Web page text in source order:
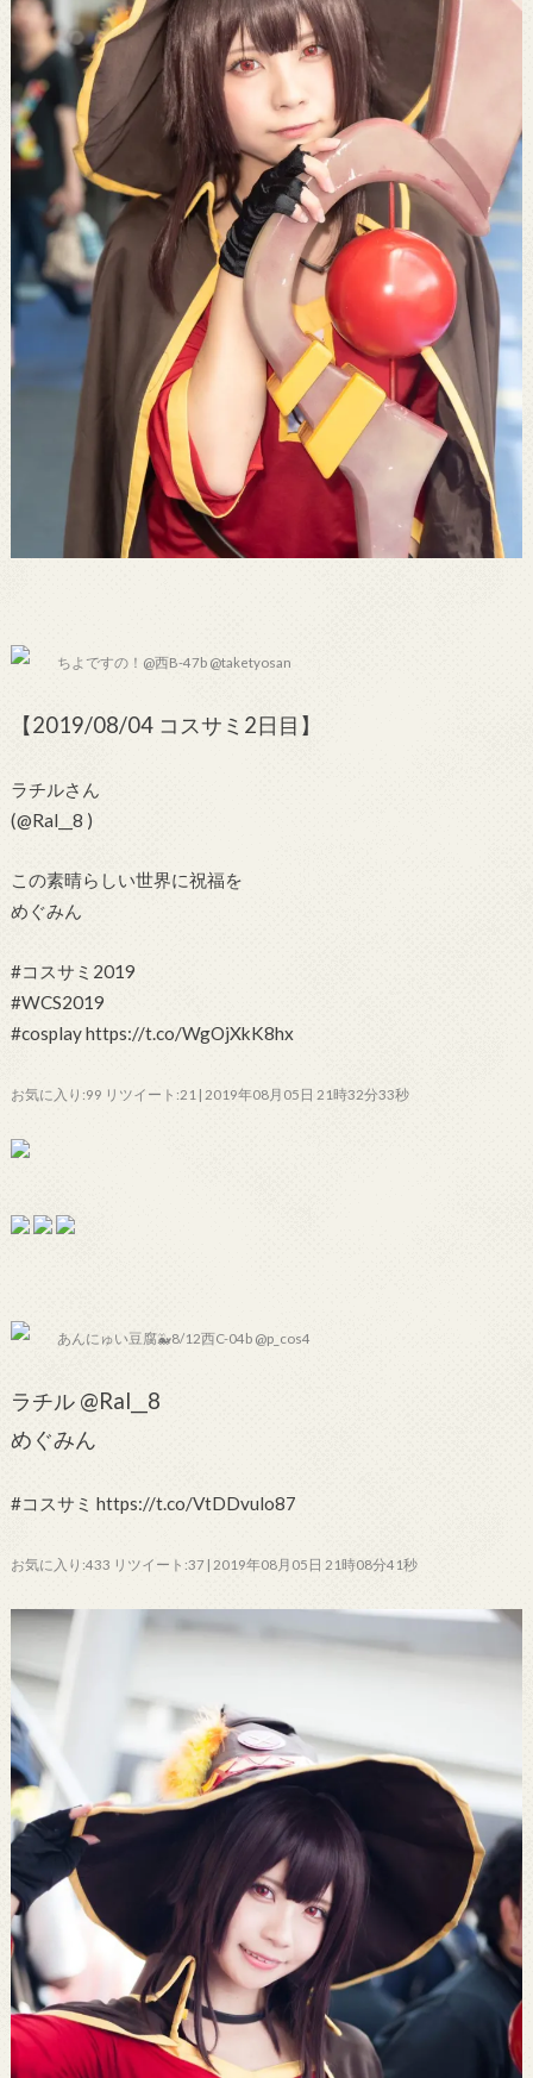
ちよですの！@西B-47b @taketyosan
【2019/08/04 コスサミ2日目】
ラチルさん
(@Ral__8 )
この素晴らしい世界に祝福を
めぐみん
#コスサミ2019
#WCS2019
#cosplay https://t.co/WgOjXkK8hx
お気に入り:99 リツイート:21 | 2019年08月05日 21時32分33秒
あんにゅい豆腐🐳8/12西C-04b @p_cos4
ラチル @Ral__8
めぐみん
#コスサミ https://t.co/VtDDvulo87
お気に入り:433 リツイート:37 | 2019年08月05日 21時08分41秒